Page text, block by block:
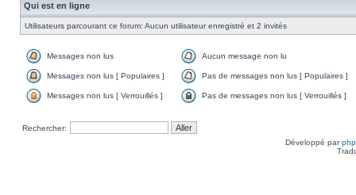
Qui est en ligne
Utilisateurs parcourant ce forum: Aucun utilisateur enregistré et 2 invités
Messages non lus Aucun message non lu
Messages non lus [ Populaires ] Pas de messages non lus [ Populaires ]
Messages non lus [ Verrouillés ] Pas de messages non lus [ Verrouillés ]
Rechercher:
Développé par